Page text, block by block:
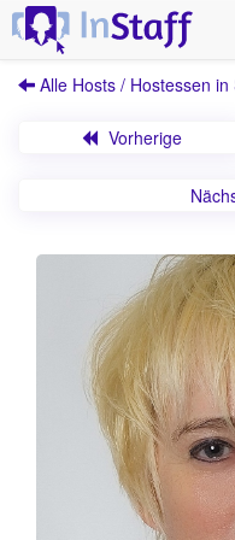
Alle Hosts / Hostessen in
Vorherige